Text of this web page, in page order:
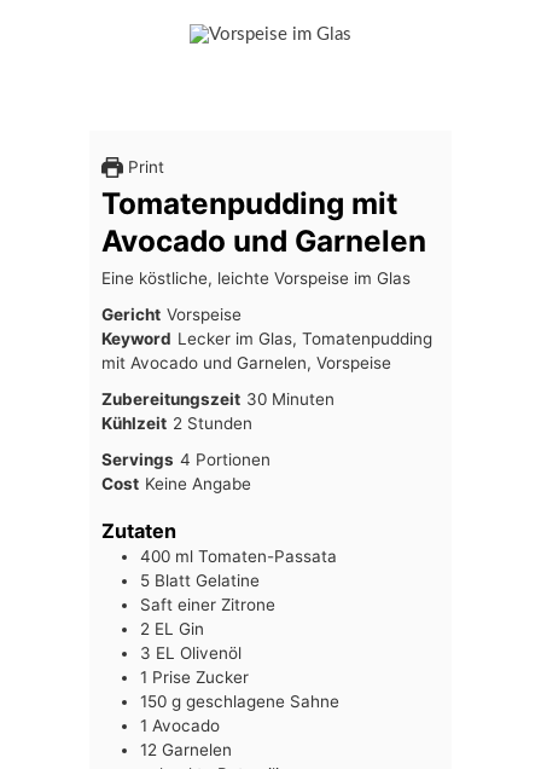
Print
Tomatenpudding mit
Avocado und Garnelen
Eine köstliche, leichte Vorspeise im Glas
Gericht Vorspeise
Keyword Lecker im Glas, Tomatenpudding
mit Avocado und Garnelen, Vorspeise
Zubereitungszeit 30Minuten
Minuten
Kühlzeit 2 Stunden
Stunden
Servings 4 Portionen
Cost Keine Angabe
Zutaten
400 ml Tomaten-Passata
5 Blatt Gelatine
Saft einer Zitrone
2 EL Gin
3 EL Olivenöl
1 Prise Zucker
150 g geschlagene Sahne
1 Avocado
12 Garnelen